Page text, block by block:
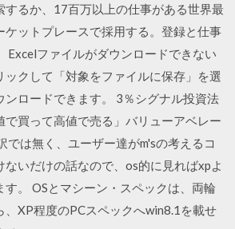
するか、17百万以上の仕事がある世界最
ケットプレースで採用する。登録と仕事
Excelファイルがダウンロードできない
ックして「対象をファイルに保存」を選
ンロードできます。 3％シグナル投資法
で買って高値で売る」バリューアベレー
では無く、ユーザー達がm'sの考えるコ
ないだけの話なので、os的に見ればxpよ
す。 OSとマシーン・スペックは、両輪
、XP程度のPCスペックへwin8.1を載せ